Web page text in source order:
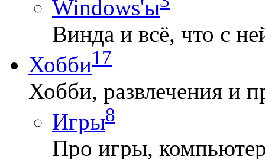
Windows'ы
Винда и всё, что с
Хобби17
Хобби, развлечения и
Игры8
Про игры,